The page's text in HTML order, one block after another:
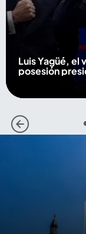
Luis Yagüé, el
posesión